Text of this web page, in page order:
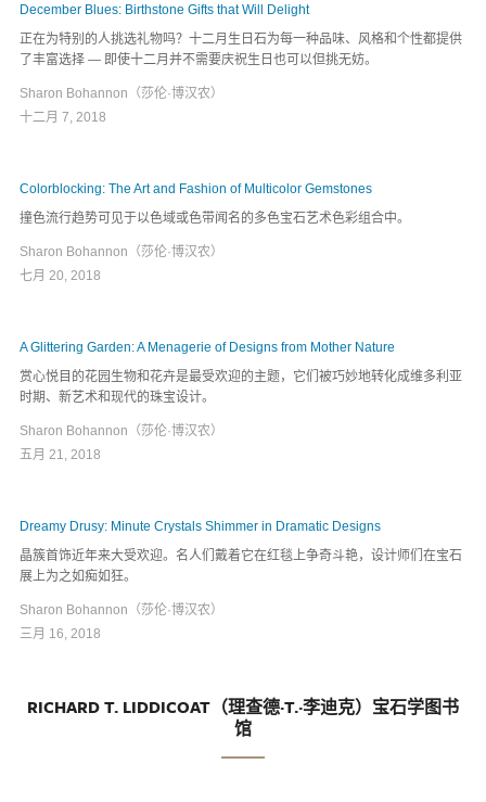
December Blues: Birthstone Gifts that Will Delight
正在为特别的人挑选礼物吗？十二月生日石为每一种品味、风格和个性都提供
了丰富选择 — 即使十二月并不需要庆祝生日也可以但挑无妨。
Sharon Bohannon（莎伦·博汉农）
十二月 7, 2018
Colorblocking: The Art and Fashion of Multicolor Gemstones
撞色流行趋势可见于以色域或色带闻名的多色宝石艺术色彩组合中。
Sharon Bohannon（莎伦·博汉农）
七月 20, 2018
A Glittering Garden: A Menagerie of Designs from Mother Nature
赏心悦目的花园生物和花卉是最受欢迎的主题，它们被巧妙地转化成维多利亚
时期、新艺术和现代的珠宝设计。
Sharon Bohannon（莎伦·博汉农）
五月 21, 2018
Dreamy Drusy: Minute Crystals Shimmer in Dramatic Designs
晶簇首饰近年来大受欢迎。名人们戴着它在红毯上争奇斗艳，设计师们在宝石
展上为之如痴如狂。
Sharon Bohannon（莎伦·博汉农）
三月 16, 2018
RICHARD T. LIDDICOAT（理查德·T.·李迪克）宝石学图书
馆